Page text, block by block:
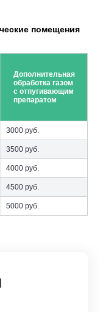
помещения
Дополнительная
обработка газом
с отпугивающим
препаратом
3000 руб.
3500 руб.
4000 руб.
4500 руб.
5000 руб.